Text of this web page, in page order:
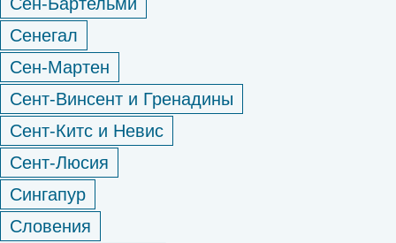
Сенегал
Сен-Мартен
Сент-Винсент и Гренадины
Сент-Китс и Невис
Сент-Люсия
Сингапур
Словения